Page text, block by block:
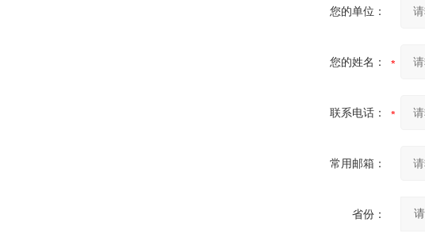
您的单位：
您的姓名：
联系电话：
常用邮箱：
省份：